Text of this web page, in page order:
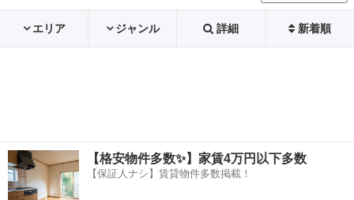
エリア ジャンル 詳細 新着順
【格安物件多数✨】家賃4万円以下多数
【保証人ナシ】賃貸物件多数掲載！